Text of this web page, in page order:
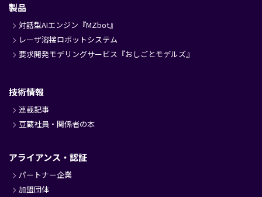
製品
対話型AIエンジン『MZbot』
レーザ溶接ロボットシステム
要求開発モデリングサービス『おしごとモデルズ』
技術情報
連載記事
豆蔵社員・関係者の本
アライアンス・認証
パートナー企業
加盟団体